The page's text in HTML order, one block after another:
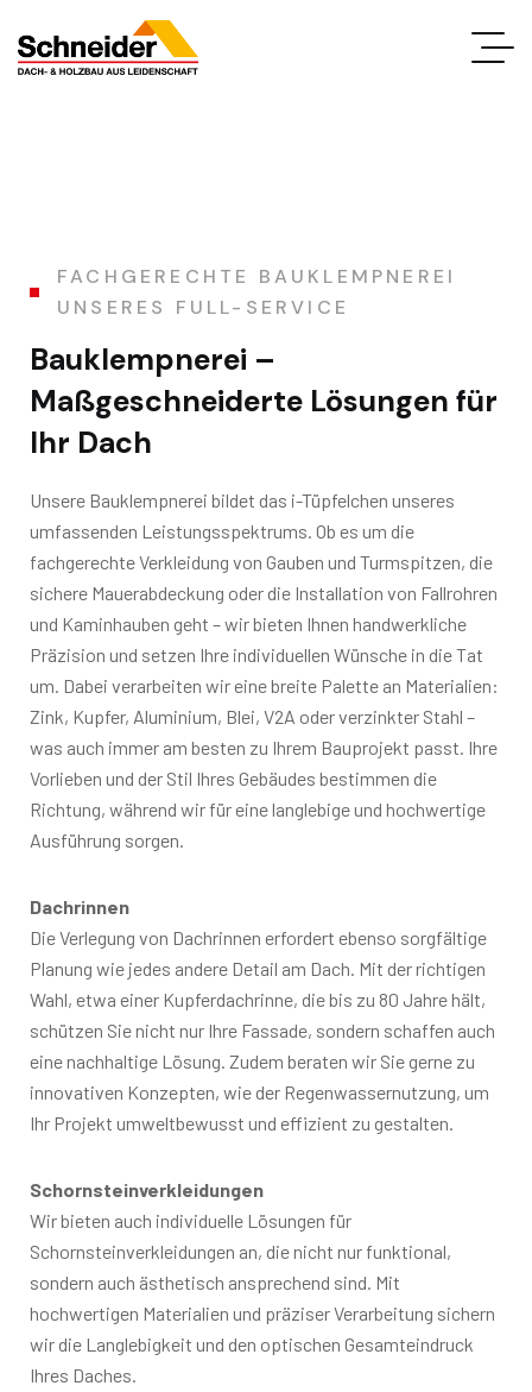
FACHGERECHTE BAUKLEMPNEREI
UNSERES FULL-SERVICE
Bauklempnerei –
Maßgeschneiderte Lösungen für
Ihr Dach
Unsere Bauklempnerei bildet das i-Tüpfelchen unseres
umfassenden Leistungsspektrums. Ob es um die
fachgerechte Verkleidung von Gauben und Turmspitzen, die
sichere Mauerabdeckung oder die Installation von Fallrohren
und Kaminhauben geht – wir bieten Ihnen handwerkliche
Präzision und setzen Ihre individuellen Wünsche in die Tat
um. Dabei verarbeiten wir eine breite Palette an Materialien:
Zink, Kupfer, Aluminium, Blei, V2A oder verzinkter Stahl –
was auch immer am besten zu Ihrem Bauprojekt passt. Ihre
Vorlieben und der Stil Ihres Gebäudes bestimmen die
Richtung, während wir für eine langlebige und hochwertige
Ausführung sorgen.
Dachrinnen
Die Verlegung von Dachrinnen erfordert ebenso sorgfältige
Planung wie jedes andere Detail am Dach. Mit der richtigen
Wahl, etwa einer Kupferdachrinne, die bis zu 80 Jahre hält,
schützen Sie nicht nur Ihre Fassade, sondern schaffen auch
eine nachhaltige Lösung. Zudem beraten wir Sie gerne zu
innovativen Konzepten, wie der Regenwassernutzung, um
Ihr Projekt umweltbewusst und effizient zu gestalten.
Schornsteinverkleidungen
Wir bieten auch individuelle Lösungen für
Schornsteinverkleidungen an, die nicht nur funktional,
sondern auch ästhetisch ansprechend sind. Mit
hochwertigen Materialien und präziser Verarbeitung sichern
wir die Langlebigkeit und den optischen Gesamteindruck
Ihres Daches.